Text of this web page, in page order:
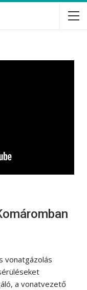
vonatgázolás
a vonatvezető